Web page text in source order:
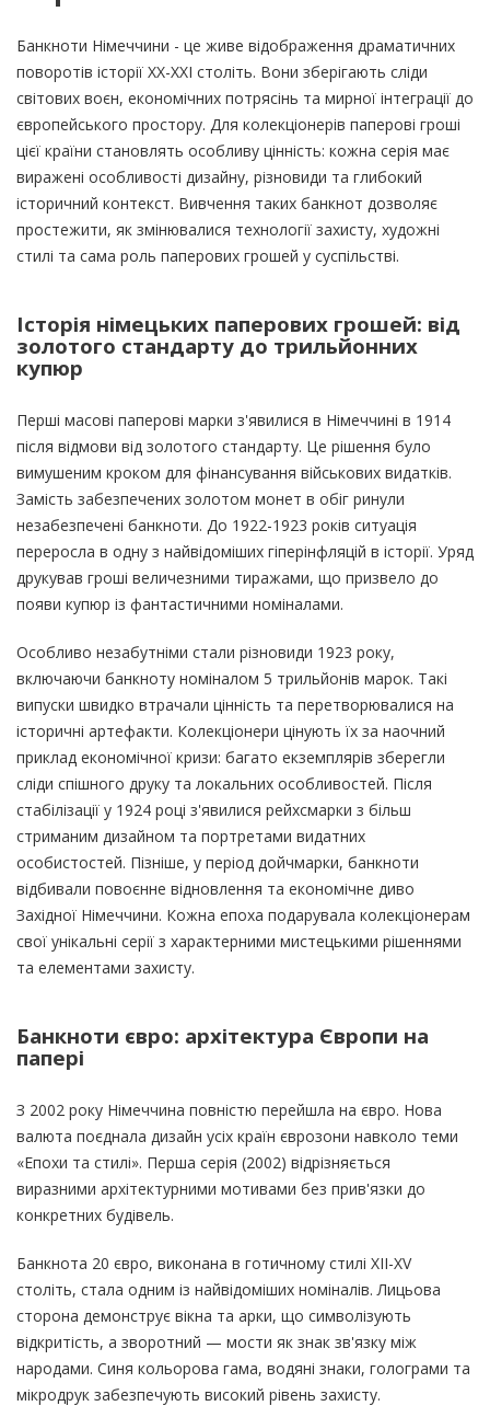
Банкноти Німеччини - це живе відображення драматичних
поворотів історії XX-XXI століть. Вони зберігають сліди
світових воєн, економічних потрясінь та мирної інтеграції до
європейського простору. Для колекціонерів паперові гроші
цієї країни становлять особливу цінність: кожна серія має
виражені особливості дизайну, різновиди та глибокий
історичний контекст. Вивчення таких банкнот дозволяє
простежити, як змінювалися технології захисту, художні
стилі та сама роль паперових грошей у суспільстві.
Історія німецьких паперових грошей: від
золотого стандарту до трильйонних
купюр
Перші масові паперові марки з'явилися в Німеччині в 1914
після відмови від золотого стандарту. Це рішення було
вимушеним кроком для фінансування військових видатків.
Замість забезпечених золотом монет в обіг ринули
незабезпечені банкноти. До 1922-1923 років ситуація
переросла в одну з найвідоміших гіперінфляцій в історії. Уряд
друкував гроші величезними тиражами, що призвело до
появи купюр із фантастичними номіналами.
Особливо незабутніми стали різновиди 1923 року,
включаючи банкноту номіналом 5 трильйонів марок. Такі
випуски швидко втрачали цінність та перетворювалися на
історичні артефакти. Колекціонери цінують їх за наочний
приклад економічної кризи: багато екземплярів зберегли
сліди спішного друку та локальних особливостей. Після
стабілізації у 1924 році з'явилися рейхсмарки з більш
стриманим дизайном та портретами видатних
особистостей. Пізніше, у період дойчмарки, банкноти
відбивали повоєнне відновлення та економічне диво
Західної Німеччини. Кожна епоха подарувала колекціонерам
свої унікальні серії з характерними мистецькими рішеннями
та елементами захисту.
Банкноти євро: архітектура Європи на
папері
З 2002 року Німеччина повністю перейшла на євро. Нова
валюта поєднала дизайн усіх країн єврозони навколо теми
«Епохи та стилі». Перша серія (2002) відрізняється
виразними архітектурними мотивами без прив'язки до
конкретних будівель.
Банкнота 20 євро, виконана в готичному стилі XII-XV
століть, стала одним із найвідоміших номіналів. Лицьова
сторона демонструє вікна та арки, що символізують
відкритість, а зворотний — мости як знак зв'язку між
народами. Синя кольорова гама, водяні знаки, голограми та
мікродрук забезпечують високий рівень захисту.